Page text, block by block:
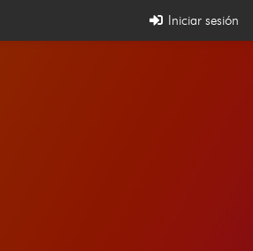
Iniciar sesión